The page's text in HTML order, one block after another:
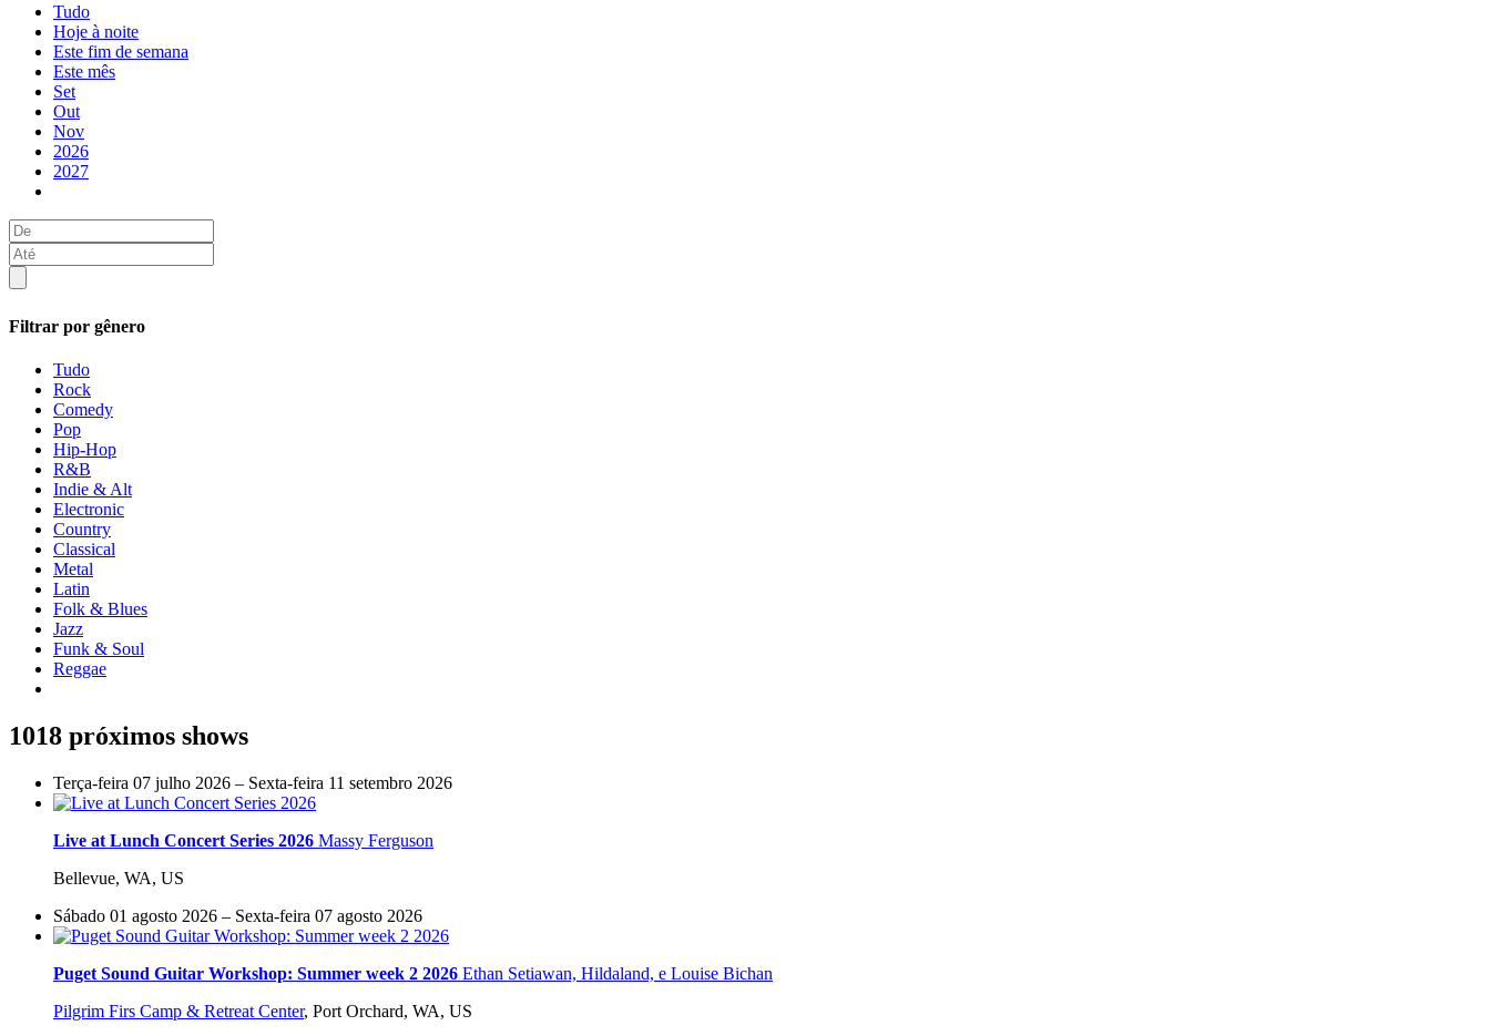
Tudo
Hoje à noite
Este fim de semana
Este mês
Set
Out
Nov
2026
2027
Filtrar por gênero
Tudo
Rock
Comedy
Pop
Hip-Hop
R&B
Indie & Alt
Electronic
Country
Classical
Metal
Latin
Folk & Blues
Jazz
Funk & Soul
Reggae
1018 próximos shows
Terça-feira 07 julho 2026 – Sexta-feira 11 setembro 2026
Live at Lunch Concert Series 2026 Massy Ferguson
Bellevue, WA, US
Sábado 01 agosto 2026 – Sexta-feira 07 agosto 2026
Puget Sound Guitar Workshop: Summer week 2 2026 Ethan Setiawan, Hildaland, e Louise Bichan
Pilgrim Firs Camp & Retreat Center, Port Orchard, WA, US